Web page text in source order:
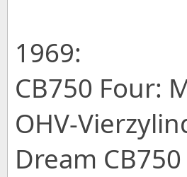
1969:
CB750 Four:
OHV-
Dream